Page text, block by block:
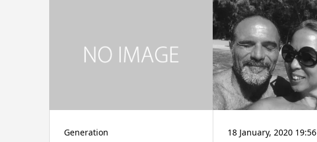
Generation 18 January, 2020 19:56